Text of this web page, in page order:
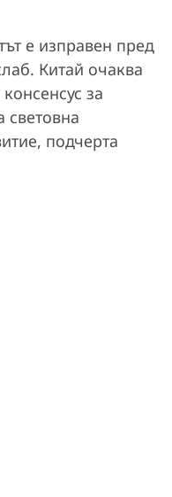
е изправен пред
Китай очаква
за
световна
подчерта